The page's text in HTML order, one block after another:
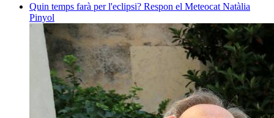
Quin temps farà per l'eclipsi? Respon el Meteocat Natàlia
Pinyol